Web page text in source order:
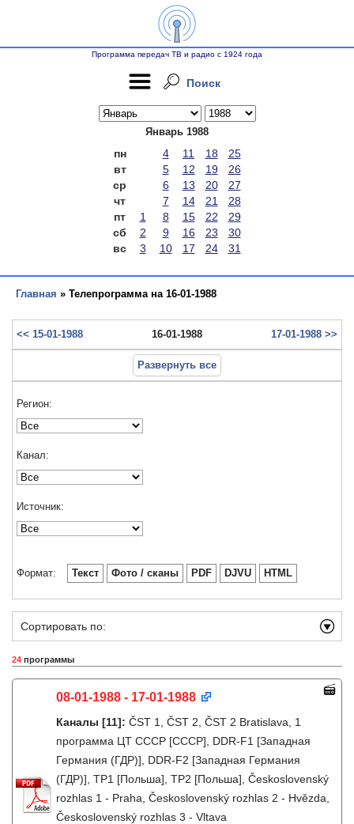
Программа передач ТВ и радио с 1924 года
Поиск
Январь 1988
пн 4 11 18
25
вт
5 12 19
26
ср
6 13 20
27
чт
7 14 21
28
пт
1 8 15 22
29
сб
2 9 16 23
30
вс
3 10 17 24 31
Главная » Телепрограмма на 16-01-1988
<< 15-01-1988 16-01-1988 17-01-1988 >>
Развернуть все
Регион:
Канал:
Источник:
Формат: Текст Фото / сканы PDF DJVU HTML
Сортировать по:
24 программы
08-01-1988 - 17-01-1988
Каналы [11]: ČST 1, ČST 2, ČST 2 Bratislava, 1
программа ЦТ СССР [СССР], DDR-F1 [Западная
Германия (ГДР)], DDR-F2 [Западная Германия
(ГДР)], TP1 [Польша], TP2 [Польша], Československý
rozhlas 1 - Praha, Československý rozhlas 2 - Hvězda,
Československý rozhlas 3 - Vltava